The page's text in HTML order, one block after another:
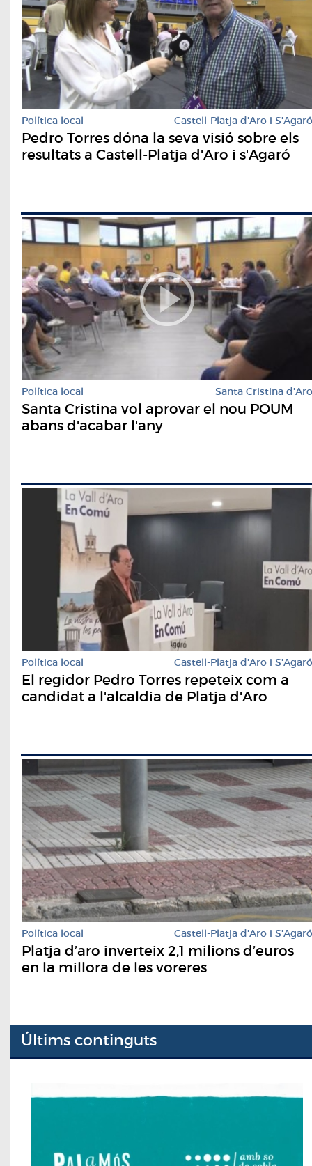
Política local Castell-Platja d'Aro i S'Agaró
Pedro Torres dóna la seva visió sobre els
resultats a Castell-Platja d'Aro i s'Agaró
Política local Santa Cristina d'Aro
Santa Cristina vol aprovar el nou POUM
abans d'acabar l'any
Política local Castell-Platja d'Aro i S'Agaró
El regidor Pedro Torres repeteix com a
candidat a l'alcaldia de Platja d'Aro
Política local Castell-Platja d'Aro i S'Agaró
Platja d’aro inverteix 2,1 milions d’euros
en la millora de les voreres
Últims continguts